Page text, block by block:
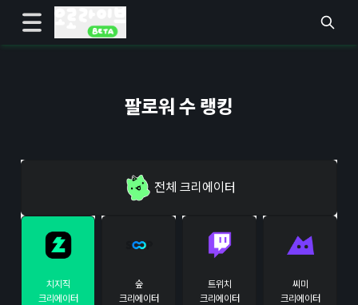
팔로워 수 랭킹
전체 크리에이터
치지직
크리에이터
숲
크리에이터
트위치
크리에이터
씨미
크리에이터